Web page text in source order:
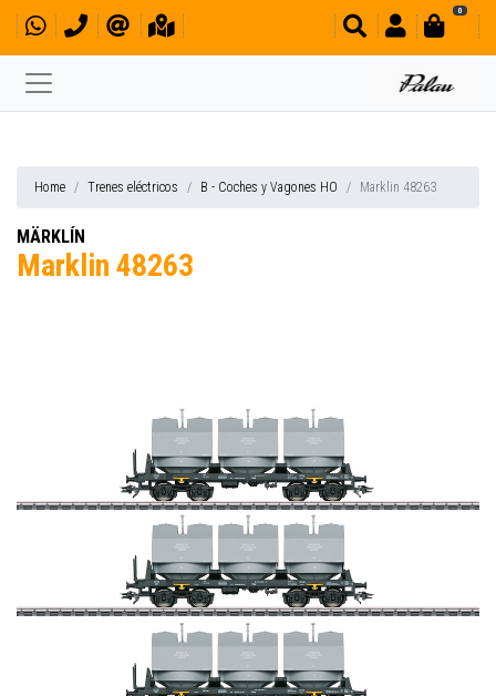
0
Home Trenes eléctricos B - Coches y Vagones HO Marklin 48263
MÄRKLÍN
Marklin 48263